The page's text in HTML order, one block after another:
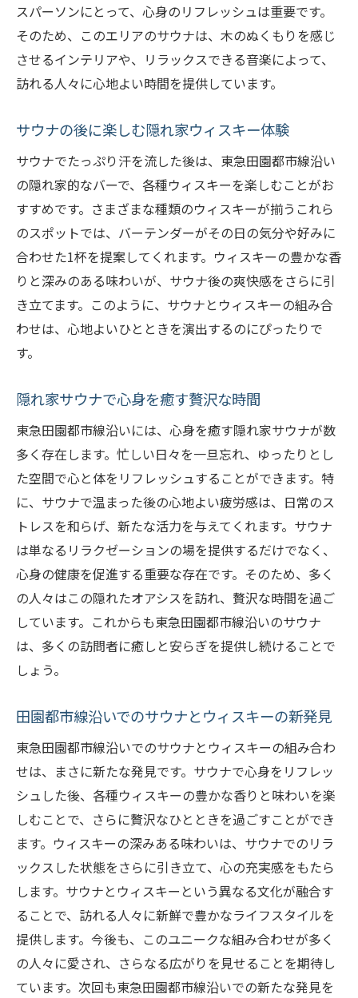
スパーソンにとって、心身のリフレッシュは重要です。
そのため、このエリアのサウナは、木のぬくもりを感じ
させるインテリアや、リラックスできる音楽によって、
訪れる人々に心地よい時間を提供しています。
サウナの後に楽しむ隠れ家ウィスキー体験
サウナでたっぷり汗を流した後は、東急田園都市線沿い
の隠れ家的なバーで、各種ウィスキーを楽しむことがお
すすめです。さまざまな種類のウィスキーが揃うこれら
のスポットでは、バーテンダーがその日の気分や好みに
合わせた1杯を提案してくれます。ウィスキーの豊かな香
りと深みのある味わいが、サウナ後の爽快感をさらに引
き立てます。このように、サウナとウィスキーの組み合
わせは、心地よいひとときを演出するのにぴったりで
す。
隠れ家サウナで心身を癒す贅沢な時間
東急田園都市線沿いには、心身を癒す隠れ家サウナが数
多く存在します。忙しい日々を一旦忘れ、ゆったりとし
た空間で心と体をリフレッシュすることができます。特
に、サウナで温まった後の心地よい疲労感は、日常のス
トレスを和らげ、新たな活力を与えてくれます。サウナ
は単なるリラクゼーションの場を提供するだけでなく、
心身の健康を促進する重要な存在です。そのため、多く
の人々はこの隠れたオアシスを訪れ、贅沢な時間を過ご
しています。これからも東急田園都市線沿いのサウナ
は、多くの訪問者に癒しと安らぎを提供し続けることで
しょう。
田園都市線沿いでのサウナとウィスキーの新発見
東急田園都市線沿いでのサウナとウィスキーの組み合わ
せは、まさに新たな発見です。サウナで心身をリフレッ
シュした後、各種ウィスキーの豊かな香りと味わいを楽
しむことで、さらに贅沢なひとときを過ごすことができ
ます。ウィスキーの深みある味わいは、サウナでのリラ
ックスした状態をさらに引き立て、心の充実感をもたら
します。サウナとウィスキーという異なる文化が融合す
ることで、訪れる人々に新鮮で豊かなライフスタイルを
提供します。今後も、このユニークな組み合わせが多く
の人々に愛され、さらなる広がりを見せることを期待し
ています。次回も東急田園都市線沿いでの新たな発見を